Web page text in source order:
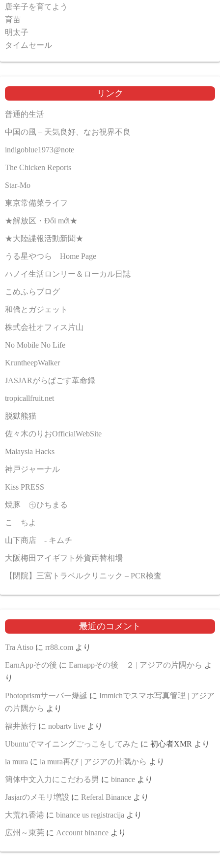
唐辛子を育てよう
育苗
明太子
タイムセール
リンク
普通的生活
中国の風 – 天気良好、なお視界不良
indigoblue1973@note
The Chicken Reports
Star-Mo
東京常備菜ライフ
★解放区・Đổi mới★
★大陸諜報活動新聞★
うる星やつら Home Page
ハノイ生活ロンリー＆ローカル日誌
こめふらブログ
和僑とガジェット
株式会社オフィス片山
No Mobile No Life
KruntheepWalker
JASJARがらぱごす革命録
tropicallfruit.net
脱獄熊猫
佐々木のりおOfficialWebSite
Malaysia Hacks
神戸ジャーナル
Kiss PRESS
焼豚 ㊆ひちまる
こゝちよ
山下商店 - キムチ
大阪梅田アイギフト外貨両替相場
【閉院】三宮トラベルクリニック – PCR検査
最近のコメント
Tra Atiso に rr88.com より
EarnAppその後 に Earnappその後 ２ | アジアの片隅から よ
り
Photoprismサーバー爆誕 に Immichでスマホ写真管理 | アジア
の片隅から より
福井旅行 に nobartv live より
Ubuntuでマイニングごっこをしてみた に 初心者XMR より
la mura に la mura再び | アジアの片隅から より
簡体中文入力にこだわる男 に binance より
Jasjarのメモリ増設 に Referal Binance より
大荒れ香港 に binance us registracija より
広州～東莞 に Account binance より